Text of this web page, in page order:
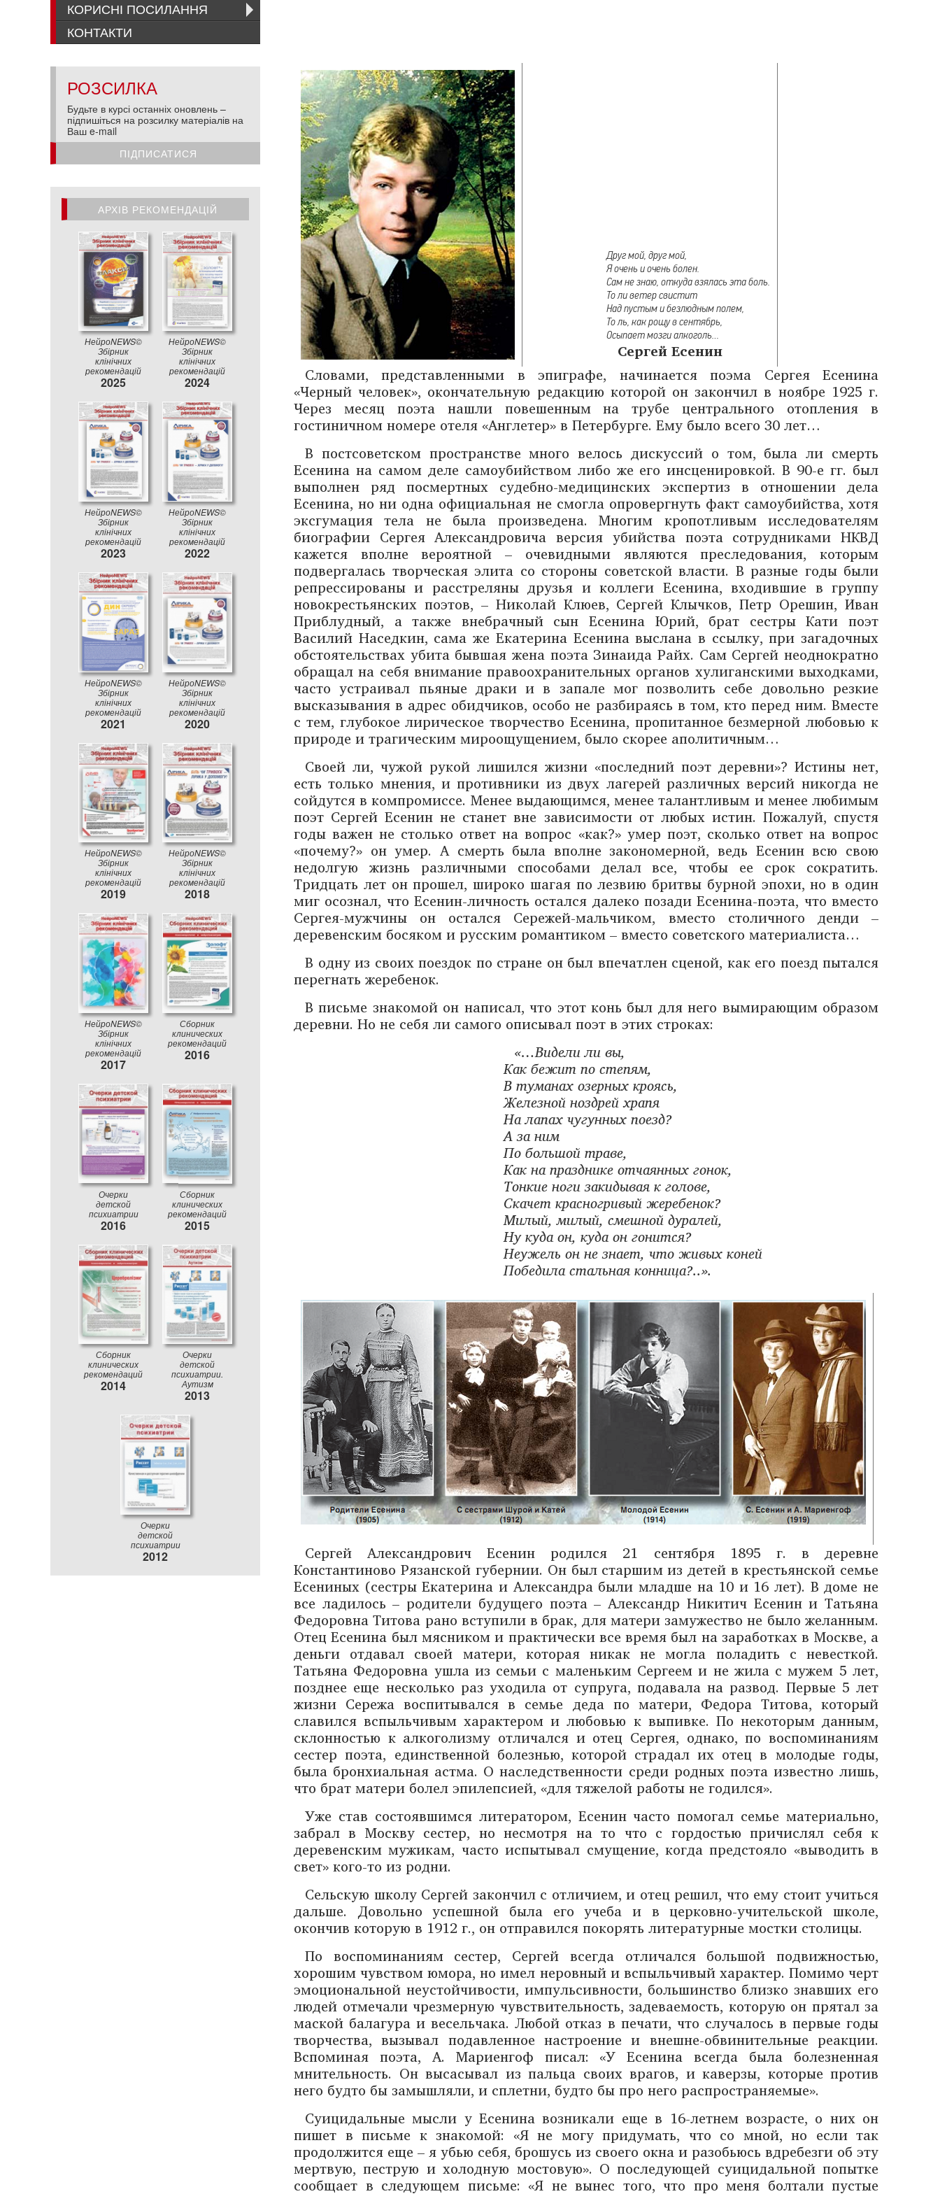
Друг мой, друг мой,
Я очень и очень болен.
Сам не знаю, откуда взялась эта боль.
То ли ветер свистит
Над пустым и безлюдным полем,
То ль, как рощу в сентябрь,
Осыпает мозги алкоголь…
Сергей Есенин
Словами, представленными в эпиграфе, начинается поэма Сергея Есенина
«Черный человек», окончательную редакцию которой он закончил в ноябре 1925 г.
Через месяц поэта нашли повешенным на трубе центрального отопления в
гостиничном номере отеля «Англетер» в Петербурге. Ему было всего 30 лет…
В постсоветском пространстве много велось дискуссий о том, была ли смерть
Есенина на самом деле самоубийством либо же его инсценировкой. В 90-е гг. был
выполнен ряд посмертных судебно-медицинских экспертиз в отношении дела
Есенина, но ни одна официальная не смогла опровергнуть факт самоубийства, хотя
эксгумация тела не была произведена. Многим кропотливым исследователям
биографии Сергея Александровича версия убийства поэта сотрудниками НКВД
кажется вполне вероятной – очевидными являются преследования, которым
подвергалась творческая элита со стороны советской власти. В разные годы были
репрессированы и расстреляны друзья и коллеги Есенина, входившие в группу
новокрестьянских поэтов, – Николай Клюев, Сергей Клычков, Петр Орешин, Иван
Приблудный, а также внебрачный сын Есенина Юрий, брат сестры Кати поэт
Василий Наседкин, сама же Екатерина Есенина выслана в ссылку, при загадочных
обстоятельствах убита бывшая жена поэта Зинаида Райх. Сам Сергей неоднократно
обращал на себя внимание правоохранительных органов хулиганскими выходками,
часто устраивал пьяные драки и в запале мог позволить себе довольно резкие
высказывания в адрес обидчиков, особо не разбираясь в том, кто перед ним. Вместе
с тем, глубокое лирическое творчество Есенина, пропитанное безмерной любовью к
природе и трагическим мироощущением, было скорее аполитичным…
Своей ли, чужой рукой лишился жизни «последний поэт деревни»? Истины нет,
есть только мнения, и противники из двух лагерей различных версий никогда не
сойдутся в компромиссе. Менее выдающимся, менее талантливым и менее любимым
поэт Сергей Есенин не станет вне зависимости от любых истин. Пожалуй, спустя
годы важен не столько ответ на вопрос «как?» умер поэт, сколько ответ на вопрос
«почему?» он умер. А смерть была вполне закономерной, ведь Есенин всю свою
недолгую жизнь различными способами делал все, чтобы ее срок сократить.
Тридцать лет он прошел, широко шагая по лезвию бритвы бурной эпохи, но в один
миг осознал, что Есенин-личность остался далеко позади Есенина-поэта, что вместо
Сергея-мужчины он остался Сережей-мальчиком, вместо столичного денди –
деревенским босяком и русским романтиком – вместо советского материалиста…
В одну из своих поездок по стране он был впечатлен сценой, как его поезд пытался
перегнать жеребенок.
В письме знакомой он написал, что этот конь был для него вымирающим образом
деревни. Но не себя ли самого описывал поэт в этих строках:
«…Видели ли вы,
Как бежит по степям,
В туманах озерных кроясь,
Железной ноздрей храпя
На лапах чугунных поезд?
А за ним
По большой траве,
Как на празднике отчаянных гонок,
Тонкие ноги закидывая к голове,
Скачет красногривый жеребенок?
Милый, милый, смешной дуралей,
Ну куда он, куда он гонится?
Неужель он не знает, что живых коней
Победила стальная конница?..».
Сергей Александрович Есенин родился 21 сентября 1895 г. в деревне
Константиново Рязанской губернии. Он был старшим из детей в крестьянской семье
Есениных (сестры Екатерина и Александра были младше на 10 и 16 лет). В доме не
все ладилось – родители будущего поэта – Александр Никитич Есенин и Татьяна
Федоровна Титова рано вступили в брак, для матери замужество не было желанным.
Отец Есенина был мясником и практически все время был на заработках в Москве, а
деньги отдавал своей матери, которая никак не могла поладить с невесткой.
Татьяна Федоровна ушла из семьи с маленьким Сергеем и не жила с мужем 5 лет,
позднее еще несколько раз уходила от супруга, подавала на развод. Первые 5 лет
жизни Сережа воспитывался в семье деда по матери, Федора Титова, который
славился вспыльчивым характером и любовью к выпивке. По некоторым данным,
склонностью к алкоголизму отличался и отец Сергея, однако, по воспоминаниям
сестер поэта, единственной болезнью, которой страдал их отец в молодые годы,
была бронхиальная астма. О наследственности среди родных поэта известно лишь,
что брат матери болел эпилепсией, «для тяжелой работы не годился».
Уже став состоявшимся литератором, Есенин часто помогал семье материально,
забрал в Москву сестер, но несмотря на то что с гордостью причислял себя к
деревенским мужикам, часто испытывал смущение, когда предстояло «выводить в
свет» кого-то из родни.
Сельскую школу Сергей закончил с отличием, и отец решил, что ему стоит учиться
дальше. Довольно успешной была его учеба и в церковно-учительской школе,
окончив которую в 1912 г., он отправился покорять литературные мостки столицы.
По воспоминаниям сестер, Сергей всегда отличался большой подвижностью,
хорошим чувством юмора, но имел неровный и вспыльчивый характер. Помимо черт
эмоциональной неустойчивости, импульсивности, большинство близко знавших его
людей отмечали чрезмерную чувствительность, задеваемость, которую он прятал за
маской балагура и весельчака. Любой отказ в печати, что случалось в первые годы
творчества, вызывал подавленное настроение и внешне-обвинительные реакции.
Вспоминая поэта, А. Мариенгоф писал: «У Есенина всегда была болезненная
мнительность. Он высасывал из пальца своих врагов, и каверзы, которые против
него будто бы замышляли, и сплетни, будто бы про него распространяемые».
Суицидальные мысли у Есенина возникали еще в 16-летнем возрасте, о них он
пишет в письме к знакомой: «Я не могу придумать, что со мной, но если так
продолжится еще – я убью себя, брошусь из своего окна и разобьюсь вдребезги об эту
мертвую, пеструю и холодную мостовую». О последующей суицидальной попытке
сообщает в следующем письме: «Я не вынес того, что про меня болтали пустые
КОРИСНІ ПОСИЛАННЯ
КОНТАКТИ
РОЗСИЛКА
Будьте в курсі останніх оновлень –
підпишіться на розсилку матеріалів на
Ваш e-mail
ПІДПИСАТИСЯ
АРХІВ РЕКОМЕНДАЦІЙ
АРХІВ РЕКОМЕНДАЦІЙ
НейроNEWS©
Збірник
клінічних
рекомендацій
2025
НейроNEWS©
Збірник
клінічних
рекомендацій
2024
НейроNEWS©
Збірник
клінічних
рекомендацій
2023
НейроNEWS©
Збірник
клінічних
рекомендацій
2022
НейроNEWS©
Збірник
клінічних
рекомендацій
2021
НейроNEWS©
Збірник
клінічних
рекомендацій
2020
НейроNEWS©
Збірник
клінічних
рекомендацій
2019
НейроNEWS©
Збірник
клінічних
рекомендацій
2018
НейроNEWS©
Збірник
клінічних
рекомендацій
2017
Сборник
клинических
рекомендаций
2016
Очерки
детской
психиатрии
2016
Сборник
клинических
рекомендаций
2015
Сборник
клинических
рекомендаций
2014
Очерки
детской
психиатрии.
Аутизм
2013
Очерки
детской
психиатрии
2012